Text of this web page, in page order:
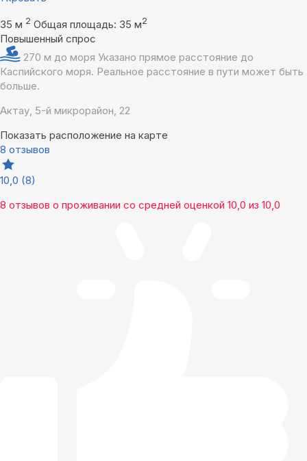
35 м 2 Общая площадь: 35 м2
Повышенный спрос
270 м до моря Указано прямое расстояние до
Каспийского моря. Реальное расстояние в пути может быть
больше.
Актау, 5-й микрорайон, 22
Показать расположение на карте
8 отзывов
10,0 (8)
8 отзывов о проживании со средней оценкой 10,0 из 10,0